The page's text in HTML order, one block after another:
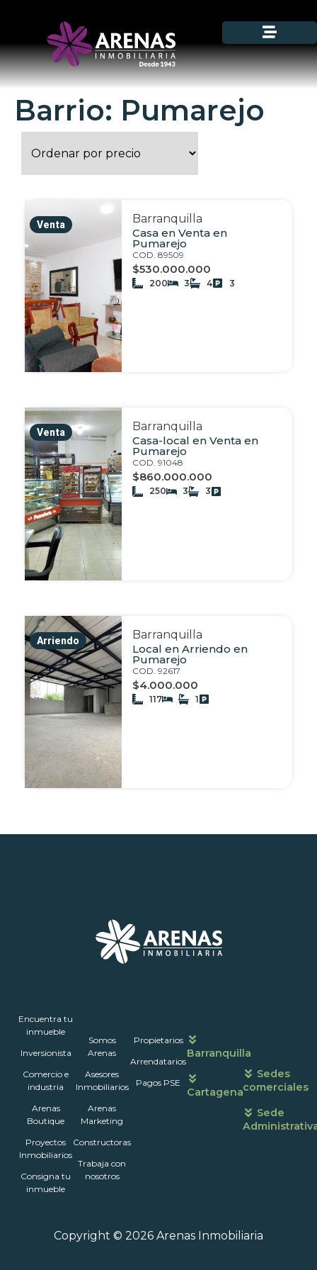
Barrio: Pumarejo
Venta
Barranquilla
Casa en Venta en
Pumarejo
COD. 89509
$530.000.000
200 3 4 3
Venta
Barranquilla
Casa-local en Venta en
Pumarejo
COD. 91048
$860.000.000
250 3 3
Arriendo
Barranquilla
Local en Arriendo en
Pumarejo
COD. 92617
$4.000.000
117 1
Encuentra tu
inmueble
Inversionista
Comercio e
industria
Arenas
Boutique
Proyectos
Inmobiliarios
Consigna tu
inmueble
Somos
Arenas
Asesores
Inmobiliarios
Arenas
Marketing
Constructoras
Trabaja con
nosotros
Propietarios
Arrendatarios
Pagos PSE
Barranquilla
Cartagena
atención
Sedes
comerciales
Sede
Copyright © 2026 Arenas Inmobiliaria